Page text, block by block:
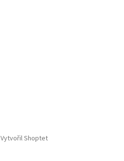
Vytvořil Shoptet